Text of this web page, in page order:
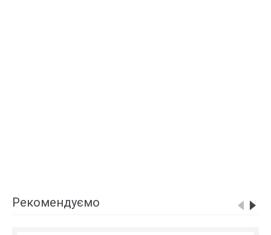
Рекомендуємо